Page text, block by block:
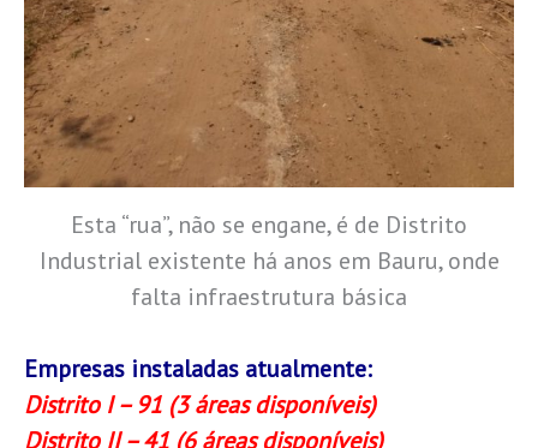
Esta “rua”, não se engane, é de Distrito
Industrial existente há anos em Bauru, onde
falta infraestrutura básica
Empresas instaladas atualmente:
Distrito I – 91 (3 áreas disponíveis)
Distrito II – 41 (6 áreas disponíveis)